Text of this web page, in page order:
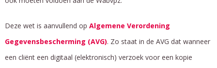
Deze wet is aanvullend op Algemene Verordening
Gegevensbescherming (AVG). Zo staat in de AVG dat wanneer
een cliënt een digitaal (elektronisch) verzoek voor een kopie